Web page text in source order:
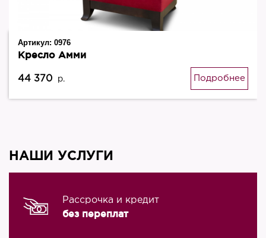
Артикул: 0976
Кресло Амми
44 370 р. Подробнее
НАШИ УСЛУГИ
Рассрочка и кредит
без переплат